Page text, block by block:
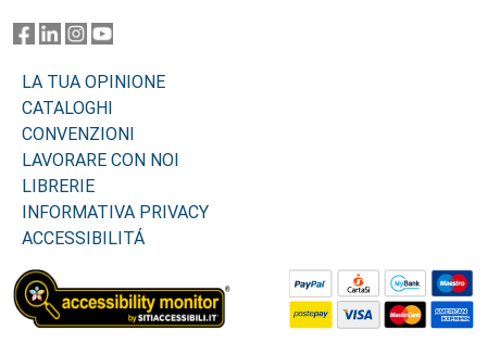
LA TUA OPINIONE
CATALOGHI
CONVENZIONI
LAVORARE CON NOI
LIBRERIE
INFORMATIVA PRIVACY
ACCESSIBILITÁ